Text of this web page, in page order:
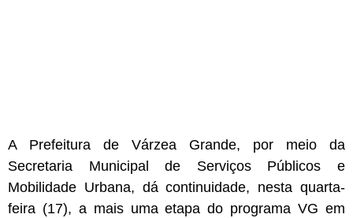
A Prefeitura de Várzea Grande, por meio da
Secretaria Municipal de Serviços Públicos e
Mobilidade Urbana, dá continuidade, nesta quarta-
feira (17), a mais uma etapa do programaVG em